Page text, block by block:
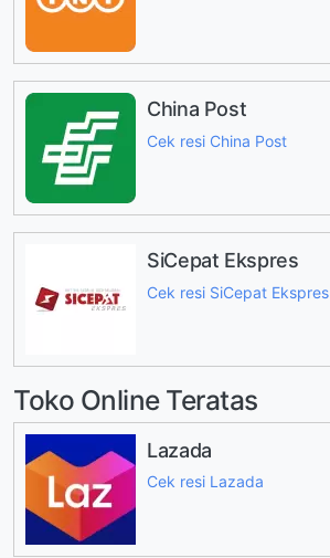
China Post
Cek resi China Post
SiCepat Ekspres
Cek resi SiCepat Ekspres
Toko Online Teratas
Lazada
Cek resi Lazada